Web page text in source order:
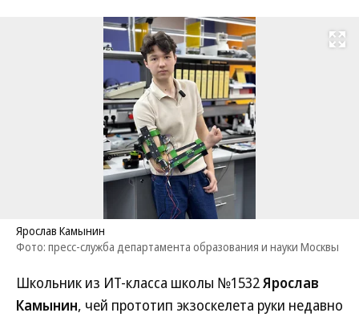
Развернуть
Ярослав Камынин
Фото: пресс-служба департамента образования и науки Москвы
Школьник из ИТ-класса школы №1532Ярослав
Камынин, чей прототип экзоскелета руки недавно